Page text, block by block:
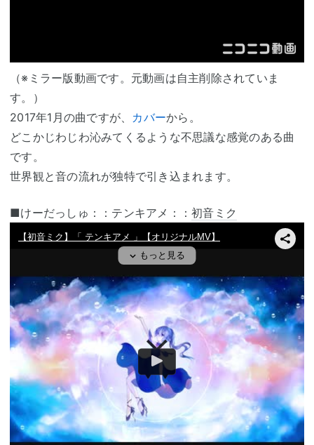
（※ミラー版動画です。元動画は自主削除されていま
す。）
2017年1月の曲ですが、 カバーから。
どこかじわじわ沁みてくるような不思議な感覚のある曲
です。
世界観と音の流れが独特で引き込まれます。
■けーだっしゅ：：テンキアメ：： 初音ミク